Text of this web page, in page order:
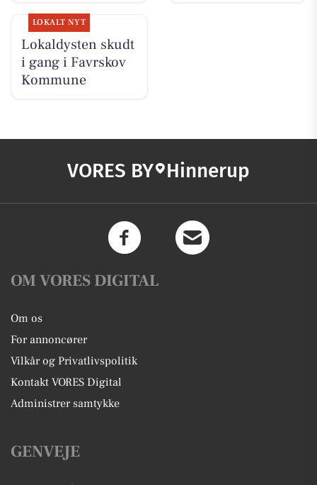
LOKALT NYT
Lokaldysten skudt
i gang i Favrskov
Kommune
VORES BY Hinnerup
OM VORES DIGITAL
Om os
For annoncører
Vilkår og Privatlivspolitik
Kontakt VORES Digital
Administrer samtykke
GENVEJE